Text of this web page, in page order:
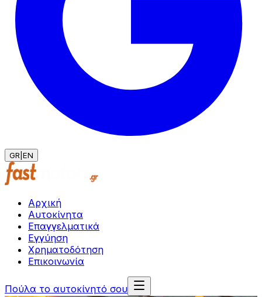
GR EN
Αρχική
Αυτοκίνητα
Επαγγελματικά
Εγγύηση
Χρηματοδότηση
Επικοινωνία
Πούλα το αυτοκίνητό σου